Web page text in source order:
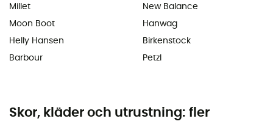
Millet
Moon Boot
Helly Hansen
Barbour
New Balance
Hanwag
Birkenstock
Petzl
Skor, kläder och utrustning: fler